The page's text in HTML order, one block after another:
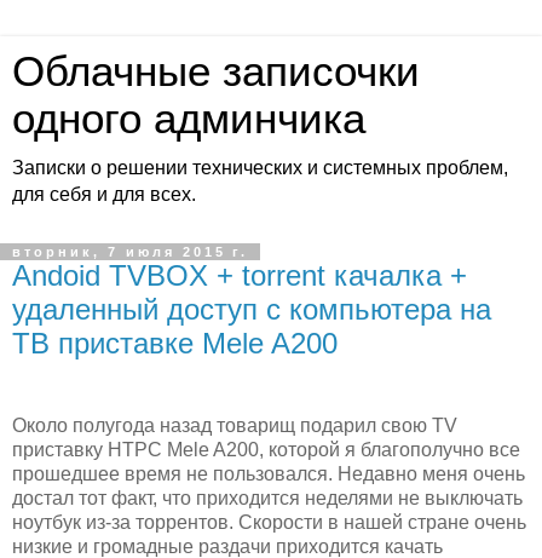
Облачные записочки
одного админчика
Записки о решении технических и системных проблем,
для себя и для всех.
вторник, 7 июля 2015 г.
Andoid TVBOX + torrent качалка +
удаленный доступ с компьютера на
ТВ приставке Mele A200
Около полугода назад товарищ подарил свою TV
приставку HTPC Mele A200, которой я благополучно все
прошедшее время не пользовался. Недавно меня очень
достал тот факт, что приходится неделями не выключать
ноутбук из-за торрентов. Скорости в нашей стране очень
низкие и громадные раздачи приходится качать